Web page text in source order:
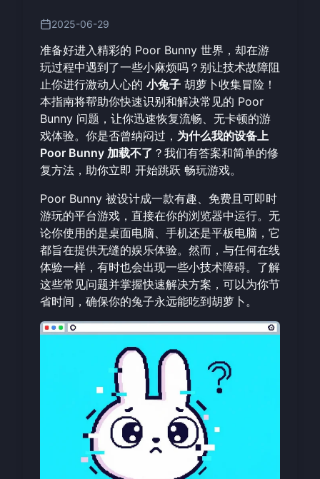
2025-06-29
准备好进入精彩的 Poor Bunny 世界，却在游
玩过程中遇到了一些小麻烦吗？别让技术故障阻
止你进行激动人心的 小兔子 胡萝卜收集冒险！
本指南将帮助你快速识别和解决常见的 Poor
Bunny 问题，让你迅速恢复流畅、无卡顿的游
戏体验。你是否曾纳闷过， 为什么我的设备上
Poor Bunny 加载不了 ？我们有答案和简单的修
复方法，助你立即 开始跳跃 畅玩游戏。
Poor Bunny 被设计成一款有趣、免费且可即时
游玩的平台游戏，直接在你的浏览器中运行。无
论你使用的是桌面电脑、手机还是平板电脑，它
都旨在提供无缝的娱乐体验。然而，与任何在线
体验一样，有时也会出现一些小技术障碍。了解
这些常见问题并掌握快速解决方案，可以为你节
省时间，确保你的兔子永远能吃到胡萝卜。